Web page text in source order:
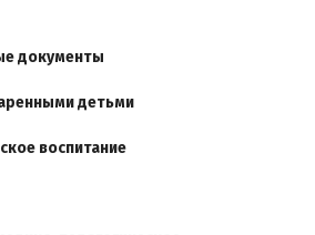
документы
детьми
воспитание